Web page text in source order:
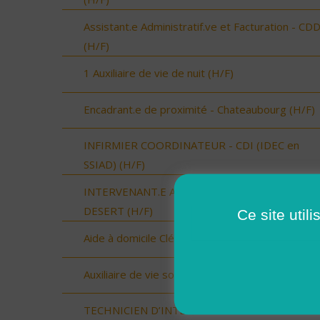
Assistant.e Administratif.ve et Facturation - CDD
(H/F)
1 Auxiliaire de vie de nuit (H/F)
Encadrant.e de proximité - Chateaubourg (H/F)
INFIRMIER COORDINATEUR - CDI (IDEC en
SSIAD) (H/F)
INTERVENANT.E A DOMICILE - LOUVIGNE DU
DESERT (H/F)
Aide à domicile Cléon d'Andran (H/F)
Auxiliaire de vie sociale Cléon d'Andran (H/F)
TECHNICIEN D’INTERVENTION SOCIALE ET
Ce site